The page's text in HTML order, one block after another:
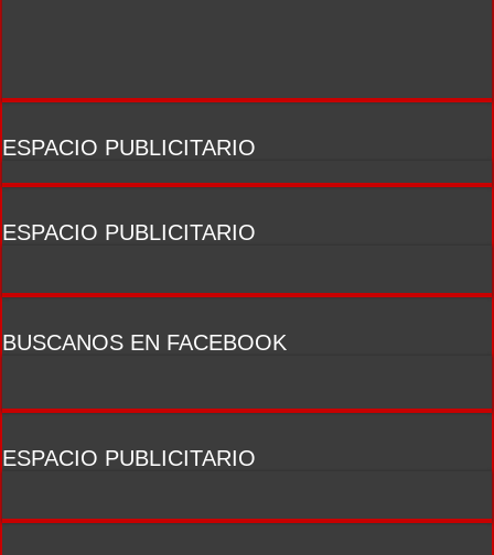
ESPACIO PUBLICITARIO
ESPACIO PUBLICITARIO
BUSCANOS EN FACEBOOK
ESPACIO PUBLICITARIO